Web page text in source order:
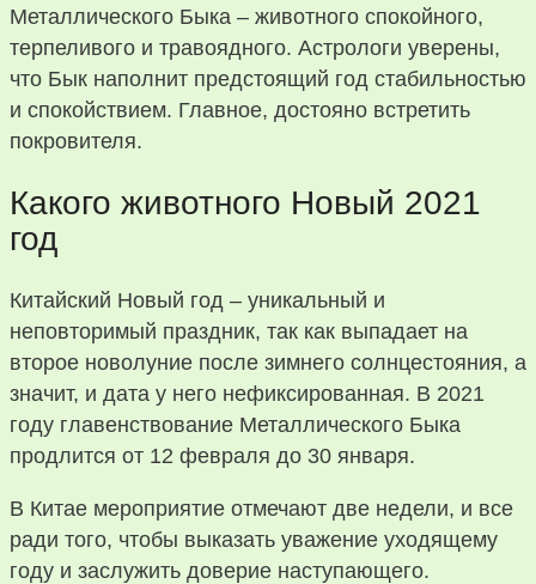
Металлического Быка – животного спокойного,
терпеливого и травоядного. Астрологи уверены,
что Бык наполнит предстоящий год стабильностью
и спокойствием. Главное, достояно встретить
покровителя.
Какого животного Новый 2021
год
Китайский Новый год – уникальный и
неповторимый праздник, так как выпадает на
второе новолуние после зимнего солнцестояния, а
значит, и дата у него нефиксированная. В 2021
году главенствование Металлического Быка
продлится от 12 февраля до 30 января.
В Китае мероприятие отмечают две недели, и все
ради того, чтобы выказать уважение уходящему
году и заслужить доверие наступающего.